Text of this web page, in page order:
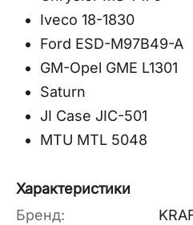
Iveco 18-1830
Ford ESD-M97B49-A
GM-Opel GME L1301
Saturn
JI Case JIC-501
MTU MTL 5048
Характеристики
Бренд: